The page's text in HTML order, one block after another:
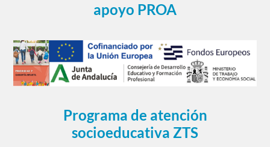
apoyo PROA
Programa de atención
socioeducativa ZTS